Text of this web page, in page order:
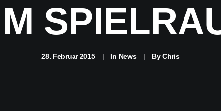
28. Februar 2015 | In News | ByChris